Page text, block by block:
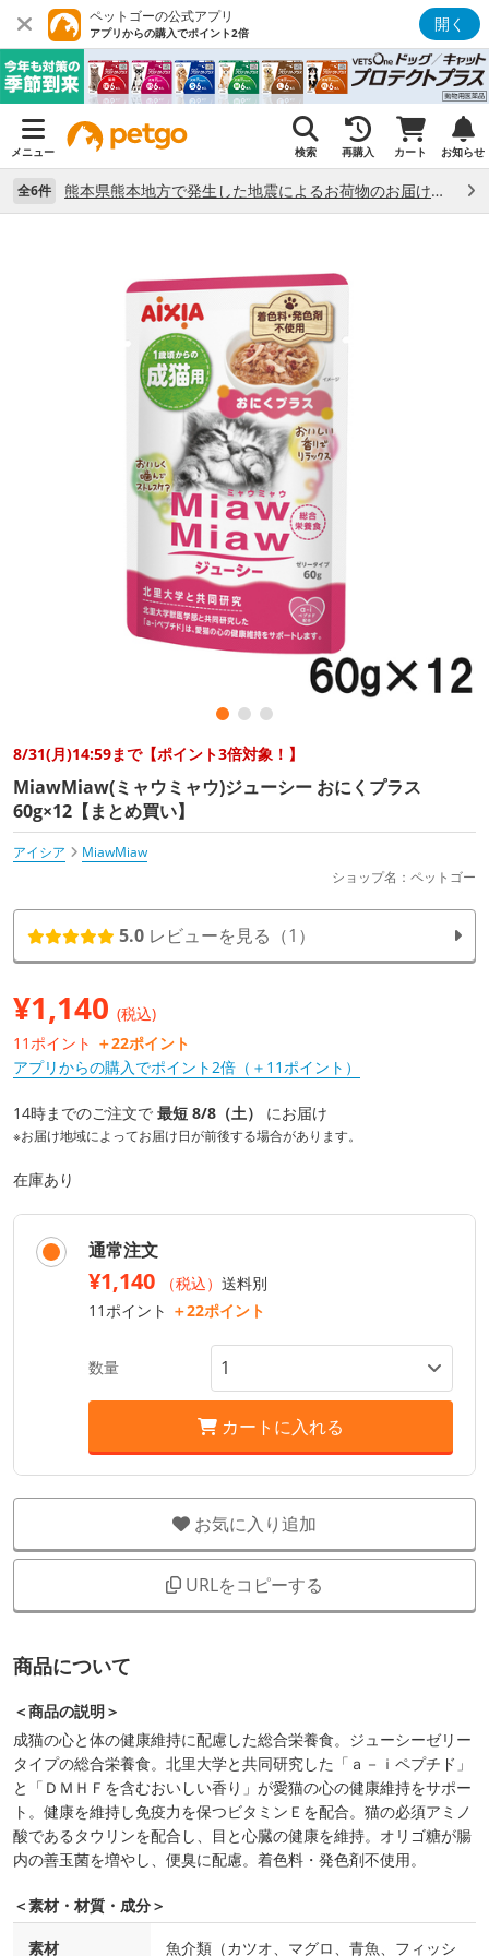
ペットゴーの公式アプリ
アプリからの購入でポイント2倍 開く
メニュー 検索 再購入 カート お知らせ
全6件 熊本県熊本地方で発生した地震によるお荷物のお届け状況について （7/28）
8/31(月)14:59まで【ポイント3倍対象！】
MiawMiaw(ミャウミャウ)ジューシー おにくプラス
60g×12【まとめ買い】
アイシア
MiawMiaw
ショップ名：ペットゴー
5.0 レビューを見る（1）
¥1,140 (税込)
11ポイント ＋22ポイント
アプリからの購入でポイント2倍（＋11ポイント）
14時までのご注文で 最短 8/8（土） にお届け
※お届け地域によってお届け日が前後する場合があります。
在庫あり
通常注文
¥1,140 （税込） 送料別
11ポイント ＋22ポイント
数量
カートに入れる
お気に入り追加
URLをコピーする
商品について
＜商品の説明＞
成猫の心と体の健康維持に配慮した総合栄養食。ジューシーゼリー
タイプの総合栄養食。北里大学と共同研究した「ａ－ｉペプチド」
と「ＤＭＨＦを含むおいしい香り」が愛猫の心の健康維持をサポー
ト。健康を維持し免疫力を保つビタミンＥを配合。猫の必須アミノ
酸であるタウリンを配合し、目と心臓の健康を維持。オリゴ糖が腸
内の善玉菌を増やし、便臭に配慮。着色料・発色剤不使用。
＜素材・材質・成分＞
素材 魚介類（カツオ、マグロ、青魚、フィッシ